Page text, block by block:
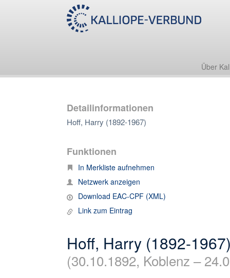
Über
Detailinformationen
Hoff, Harry (1892-1967)
Funktionen
In Merkliste aufnehmen
Netzwerk anzeigen
Download EAC-CPF (XML)
Link zum Eintrag
Hoff, Harry (1892-
(30.10.1892, Koblenz –